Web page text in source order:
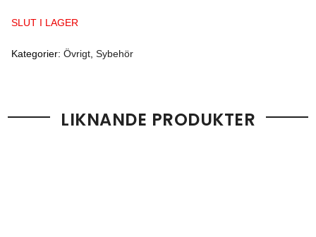
SLUT I LAGER
Kategorier: Övrigt Sybehör
LIKNANDE PRODUKTER